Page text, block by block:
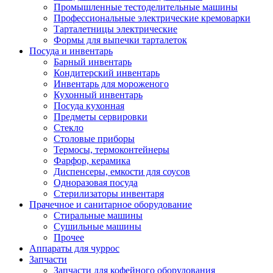
Промышленные тестоделительные машины
Профессиональные электрические кремоварки
Тарталетницы электрические
Формы для выпечки тарталеток
Посуда и инвентарь
Барный инвентарь
Кондитерский инвентарь
Инвентарь для мороженого
Кухонный инвентарь
Посуда кухонная
Предметы сервировки
Стекло
Столовые приборы
Термосы, термоконтейнеры
Фарфор, керамика
Диспенсеры, емкости для соусов
Одноразовая посуда
Стерилизаторы инвентаря
Прачечное и санитарное оборудование
Стиральные машины
Сушильные машины
Прочее
Аппараты для чуррос
Запчасти
Запчасти для кофейного оборудования